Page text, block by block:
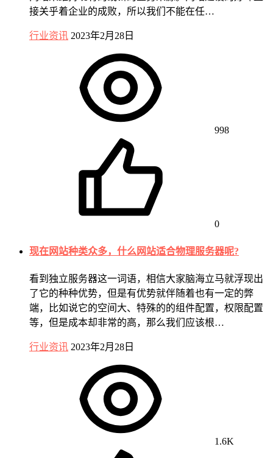
接关乎着企业的成败，所以我们不能在任…
行业资讯 2023年2月28日
998
0
现在网站种类众多，什么网站适合物理服务器呢?
看到独立服务器这一词语，相信大家脑海立马就浮现出
了它的种种优势，但是有优势就伴随着也有一定的弊
端，比如说它的空间大、特殊的的组件配置，权限配置
等，但是成本却非常的高，那么我们应该根…
行业资讯 2023年2月28日
1.6K